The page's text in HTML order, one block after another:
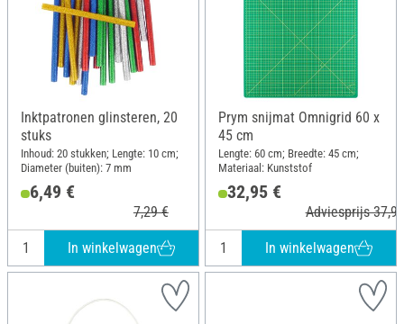
Inktpatronen glinsteren, 20
stuks
Inhoud: 20 stukken; Lengte: 10 cm;
Diameter (buiten): 7 mm
6,49 €
7,29 €
In winkelwagen
Prym snijmat Omnigrid 60 x
45 cm
Lengte: 60 cm; Breedte: 45 cm;
Materiaal: Kunststof
32,95 €
Adviesprijs
In winkelwagen